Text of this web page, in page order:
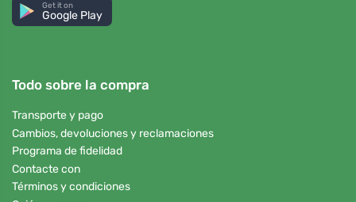
Get it on
Google Play
Todo sobre la compra
Transporte y pago
Cambios, devoluciones y reclamaciones
Programa de fidelidad
Contacte con
Términos y condiciones